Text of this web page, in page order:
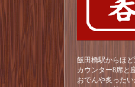
飯田橋駅からほ
カウンター8席と
おでんや炙った